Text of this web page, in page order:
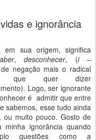
e ignorância
em sua origem, significa
, desconhecer, (i–
negação mais o radical
que quer dizer
Logo, ser ignorante
é admitir que entre
sabemos, esse tudo ainda
ou muito pouco. Gosto de
minha ignorância quando
questões como a